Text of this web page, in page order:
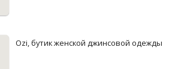
Ozi, бутик женской джинсовой одежды